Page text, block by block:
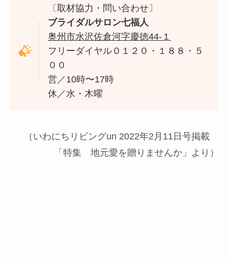
〔取材協力・問い合わせ〕
ブライダルサロン七福人
奥州市水沢佐倉河字慶徳44-１
フリーダイヤル０１２０・１８８・５
００
営／10時〜17時
休／水・木曜
（いわにちリビングun 2022年2月11日号掲載
「特集 地元愛を贈りませんか」より）